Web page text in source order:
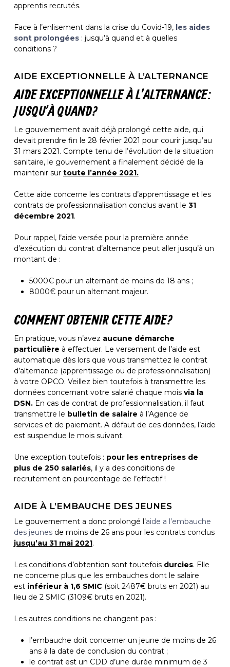
apprentis recrutés.
Face à l’enlisement dans la crise du Covid-19, les aides
sont prolongées : jusqu’à quand et à quelles
conditions ?
AIDE EXCEPTIONNELLE À L’ALTERNANCE
AIDE EXCEPTIONNELLE À L’ALTERNANCE :
JUSQU’À QUAND ?
Le gouvernement avait déjà prolongé cette aide, qui
devait prendre fin le 28 février 2021 pour courir jusqu’au
31 mars 2021. Compte tenu de l’évolution de la situation
sanitaire, le gouvernement a finalement décidé de la
maintenir sur toute l’année 2021.
Cette aide concerne les contrats d’apprentissage et les
contrats de professionnalisation conclus avant le 31
décembre 2021.
Pour rappel, l’aide versée pour la première année
d’exécution du contrat d’alternance peut aller jusqu’à un
montant de :
5000€ pour un alternant de moins de 18 ans ;
8000€ pour un alternant majeur.
COMMENT OBTENIR CETTE AIDE ?
En pratique, vous n’avez aucune démarche
particulière à effectuer. Le versement de l’aide est
automatique dès lors que vous transmettez le contrat
d’alternance (apprentissage ou de professionnalisation)
à votre OPCO. Veillez bien toutefois à transmettre les
données concernant votre salarié chaque moisvia la
DSN.En cas de contrat de professionnalisation, il faut
transmettre le bulletin de salaire à l’Agence de
services et de paiement. A défaut de ces données, l’aide
est suspendue le mois suivant.
Une exception toutefois : pour les entreprises de
plus de 250 salariés, il y a des conditions de
recrutement en pourcentage de l’effectif !
AIDE À L’EMBAUCHE DES JEUNES
Le gouvernement a donc prolongé l’aide a l’embauche
des jeunesde moins de 26 ans pour les contrats conclus
jusqu’au 31 mai 2021.
Les conditions d’obtention sont toutefois durcies. Elle
ne concerne plus que les embauches dont le salaire
est inférieur à 1,6 SMIC (soit 2487€ bruts en 2021) au
lieu de 2 SMIC (3109€ bruts en 2021).
Les autres conditions ne changent pas :
l’embauche doit concerner un jeune de moins de 26
ans à la date de conclusion du contrat ;
le contrat est un CDD d’une durée minimum de 3